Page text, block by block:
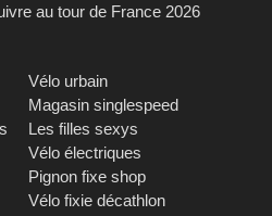
au tour de France 2026
Vélo urbain
Magasin singlespeed
Les filles sexys
Vélo électriques
Pignon fixe shop
Vélo fixie décathlon